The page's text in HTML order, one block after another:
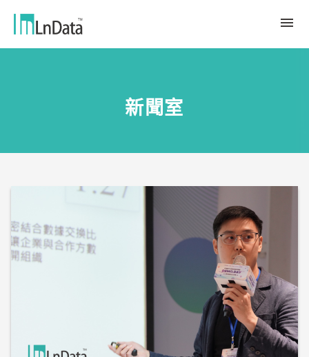
合作夥伴
Ln{CARBON}
數據市集
Ln{360°}
趨勢觀點
產業報告與白皮書
活動＆研討會
繁體中文
English
新聞室